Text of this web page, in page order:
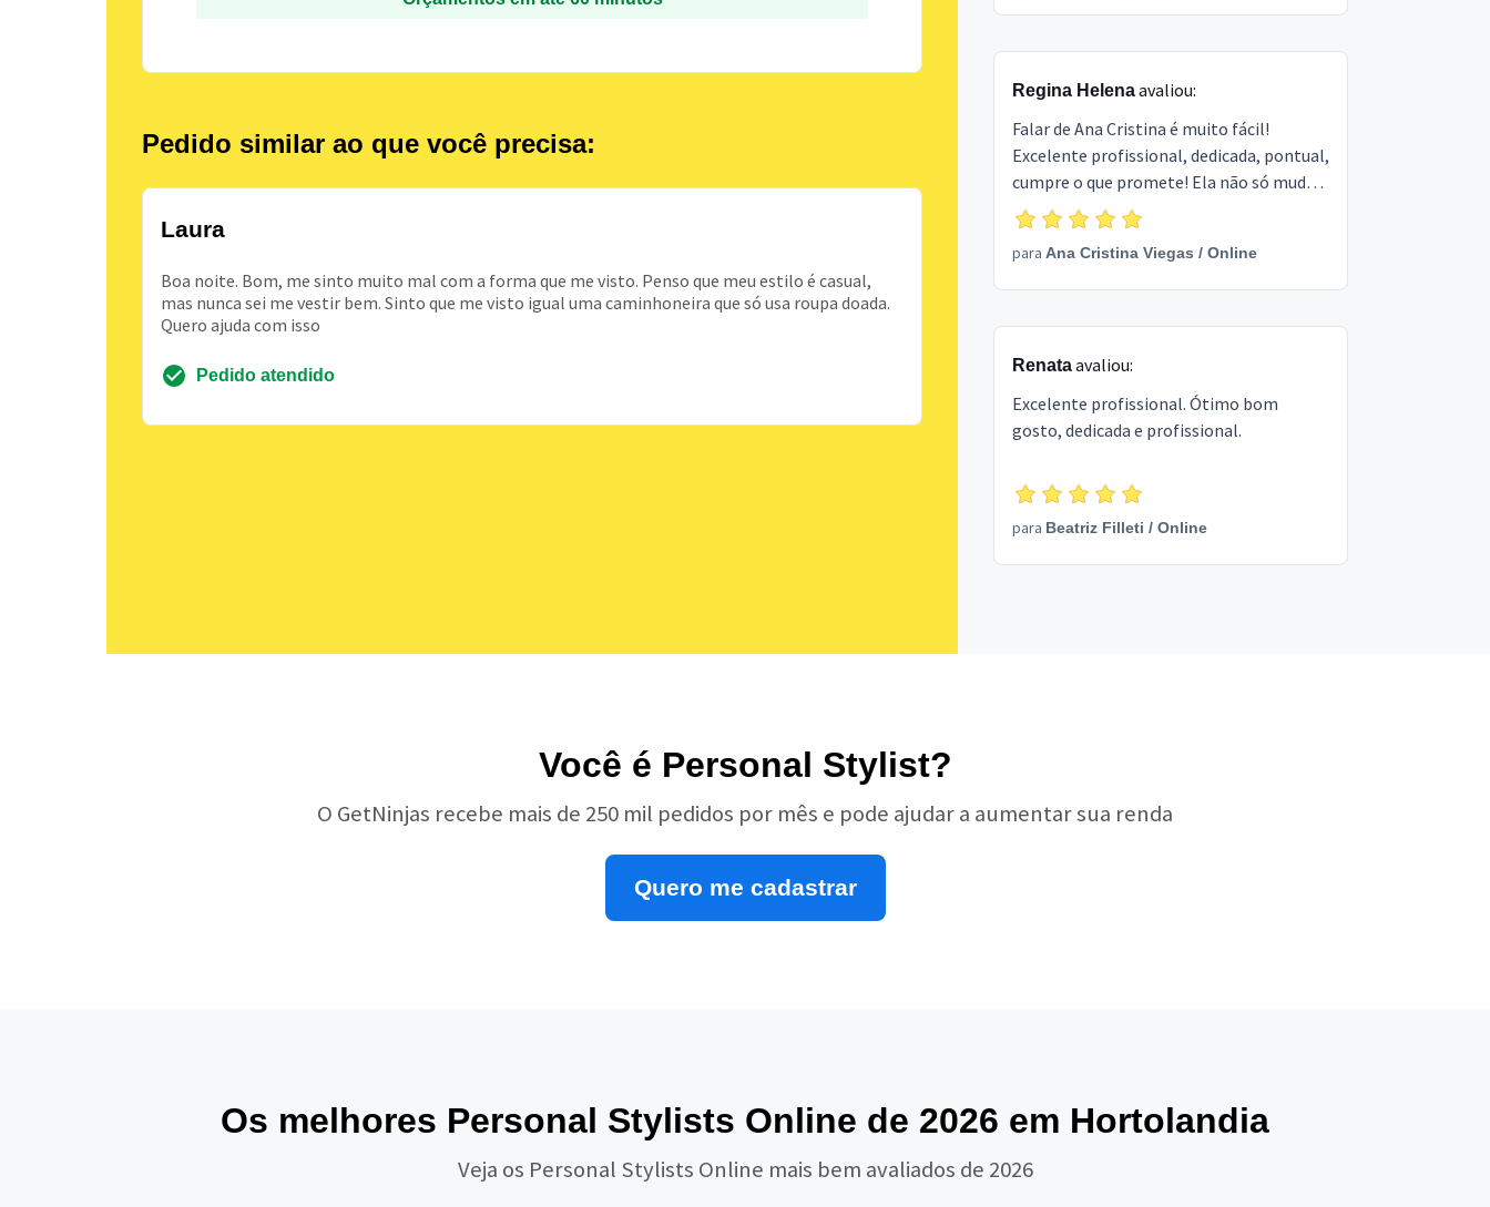
Pedido similar ao que você precisa:
Laura
Boa noite. Bom, me sinto muito mal com a forma que me visto. Penso que meu estilo é casual,
mas nunca sei me vestir bem. Sinto que me visto igual uma caminhoneira que só usa roupa doada.
Quero ajuda com isso
Pedido atendido
Regina Helenaavaliou:
Falar de Ana Cristina é muito fácil!
Excelente profissional, dedicada, pontual,
cumpre o que promete! Ela não só mudou
o modo de eu me vestir, como meu modo
de ser. Ela mudou a minha vida! Provou
para mim que gordo de calça branca e
blusa escura, pode ficar magro, se o
numa personal de estilo, o nome dela é
ANA CRISTINA!!!!!
para Ana Cristina Viegas / Online
Renataavaliou:
Excelente profissional. Ótimo bom
gosto, dedicada e profissional.
para Beatriz Filleti / Online
Você é Personal Stylist?
O GetNinjas recebe mais de 250 mil pedidos por mês e pode ajudar a aumentar sua renda
Quero me cadastrar
Os melhores Personal Stylists Online de 2026 em Hortolandia
Veja os Personal Stylists Online mais bem avaliados de 2026